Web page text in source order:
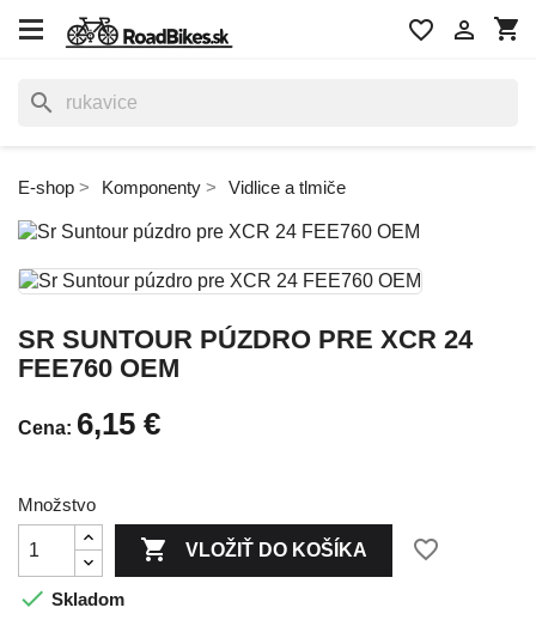
shopping_cart

favorite_border
search
E-shop Komponenty Vidlice a tlmiče
SR SUNTOUR PÚZDRO PRE XCR 24
FEE760 OEM
Cena: 6,15 €
Množstvo
 VLOŽIŤ DO KOŠÍKA
favorite_border
 Skladom